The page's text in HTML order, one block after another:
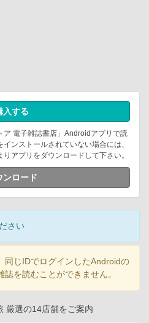
入する
ア 電子雑誌書店」Androidアプリで読
ンストールされていない場合には、
アプリをダウンロードして下さい。
ンロード
さい
じIDでログインしたAndroidの
を読むことができません。
厳選の14店舗をご案内